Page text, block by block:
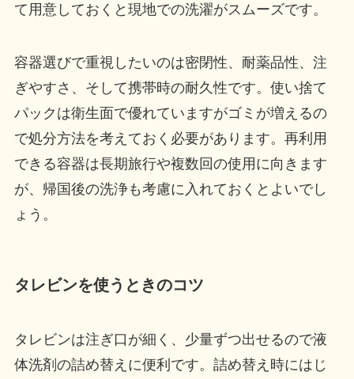
て用意しておくと現地での洗濯がスムーズです。
容器選びで重視したいのは密閉性、耐薬品性、注
ぎやすさ、そして携帯時の耐久性です。使い捨て
パックは衛生面で優れていますがゴミが増えるの
で処分方法を考えておく必要があります。再利用
できる容器は長期旅行や複数回の使用に向きます
が、帰国後の洗浄も考慮に入れておくとよいでし
ょう。
タレビンを使うときのコツ
タレビンは注ぎ口が細く、少量ずつ出せるので液
体洗剤の詰め替えに便利です。詰め替え時にはじ